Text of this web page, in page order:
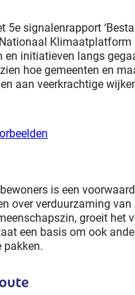
5e signalenrapport
Nationaal
en initiatieven langs
hoe gemeenten en
aan veerkrachtige
is een
over verduurzaming
groeit het
een basis om ook
pakken.